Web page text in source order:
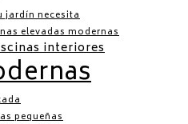
jardín necesita
elevadas modernas
interiores
pequeñas